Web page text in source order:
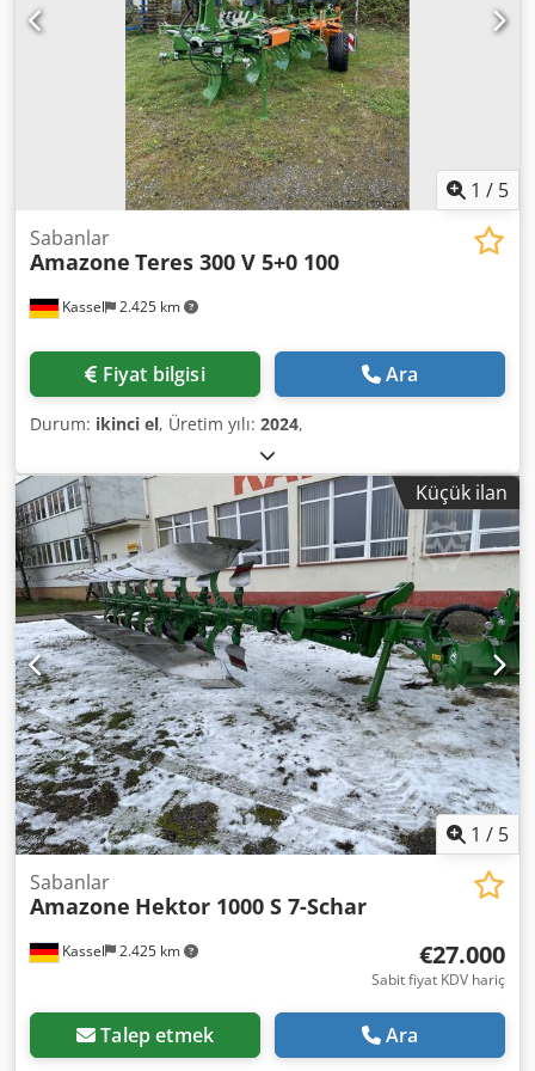
1 / 5
Kassel 2.425 km
Sabanlar
Amazone Teres 300 V 5+0 100
Fiyat bilgisi Ara
Durum: ikinci el, Üretim yılı: 2024,
Küçük ilan
1 / 5
Kassel 2.425 km
Sabanlar
Amazone Hektor 1000 S 7-Schar
€27.000
Sabit fiyat KDV hariç
Talep etmek Ara